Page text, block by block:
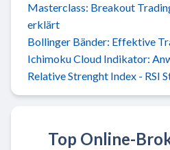
Masterclass: Breakout
erklärt
Bollinger Bänder: Effektive
Ichimoku Cloud Indikator:
Relative Strenght Index - RSI
Top Online-